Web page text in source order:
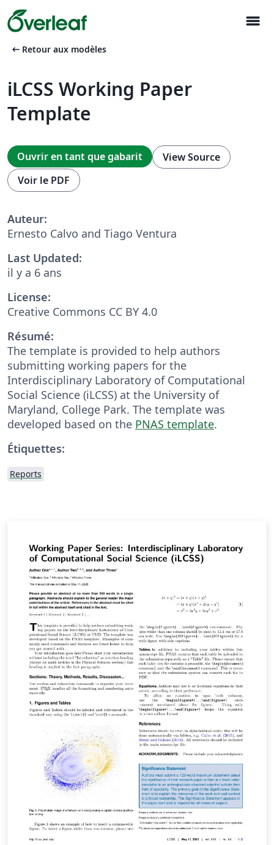
menu
arrow_left_alt Retour aux modèles
iLCSS Working Paper
Template
Ouvrir en tant que gabarit
View Source
Voir le PDF
Auteur:
Ernesto Calvo and Tiago Ventura
Last Updated:
il y a 6 ans
License:
Creative Commons CC BY 4.0
Résumé:
The template is provided to help authors
submitting working papers for the
Interdisciplinary Laboratory of Computational
Social Science (iLCSS) at the University of
Maryland, College Park. The template was
developed based on the PNAS template.
Étiquettes:
Reports